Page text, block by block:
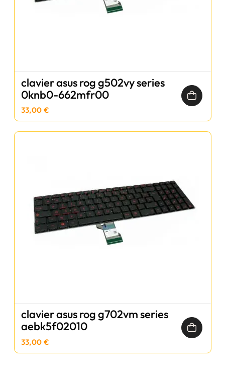
clavier asus rog g502vy series
0knb0-662mfr00
33,00 €
clavier asus rog g702vm series
aebk5f02010
33,00 €